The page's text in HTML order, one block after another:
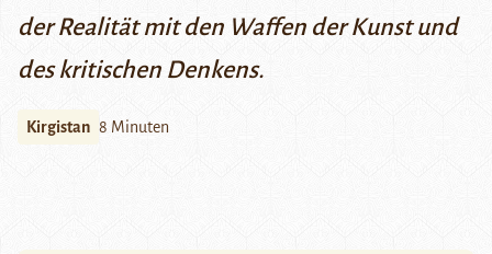
der Realität mit den Waffen der Kunst und
des kritischen Denkens.
Kirgistan 8 Minuten